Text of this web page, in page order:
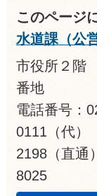
このページ
水道課（公
市役所２階
番地
電話番号：
0111（代）
2198（直
8025